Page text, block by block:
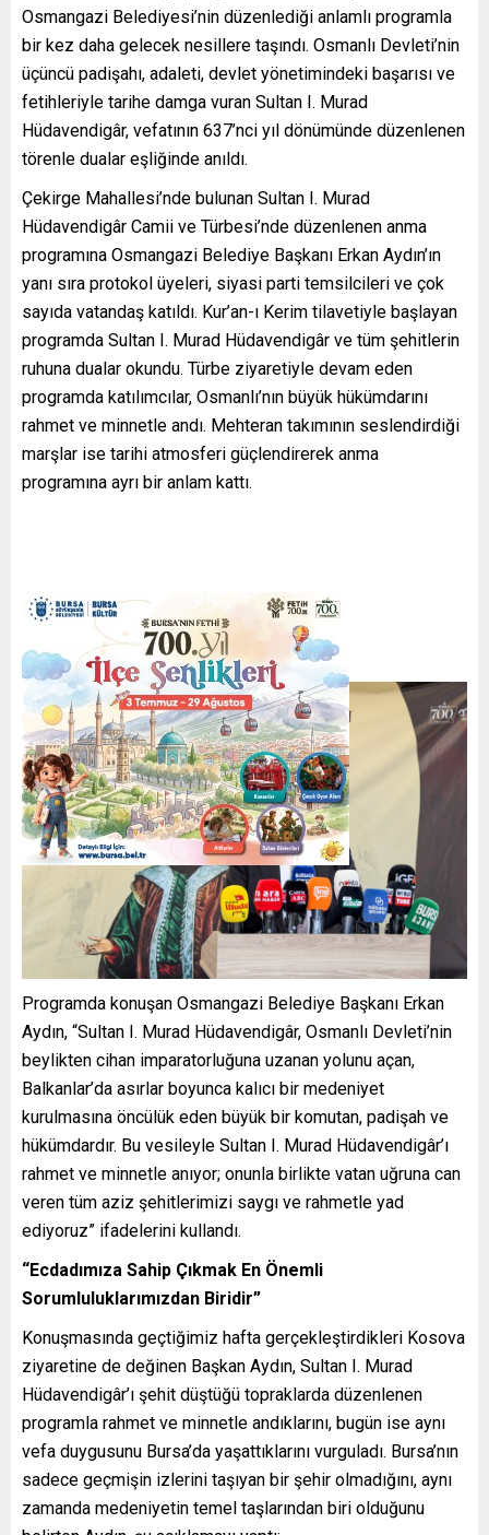
Osmangazi Belediyesi’nin düzenlediği anlamlı programla
bir kez daha gelecek nesillere taşındı. Osmanlı Devleti’nin
üçüncü padişahı, adaleti, devlet yönetimindeki başarısı ve
fetihleriyle tarihe damga vuran Sultan I. Murad
Hüdavendigâr, vefatının 637’nci yıl dönümünde düzenlenen
törenle dualar eşliğinde anıldı.
Çekirge Mahallesi’nde bulunan Sultan I. Murad
Hüdavendigâr Camii ve Türbesi’nde düzenlenen anma
programına Osmangazi Belediye Başkanı Erkan Aydın’ın
yanı sıra protokol üyeleri, siyasi parti temsilcileri ve çok
sayıda vatandaş katıldı. Kur’an-ı Kerim tilavetiyle başlayan
programda Sultan I. Murad Hüdavendigâr ve tüm şehitlerin
ruhuna dualar okundu. Türbe ziyaretiyle devam eden
programda katılımcılar, Osmanlı’nın büyük hükümdarını
rahmet ve minnetle andı. Mehteran takımının seslendirdiği
marşlar ise tarihi atmosferi güçlendirerek anma
programına ayrı bir anlam kattı.
Programda konuşan Osmangazi Belediye Başkanı Erkan
Aydın, “Sultan I. Murad Hüdavendigâr, Osmanlı Devleti’nin
beylikten cihan imparatorluğuna uzanan yolunu açan,
Balkanlar’da asırlar boyunca kalıcı bir medeniyet
kurulmasına öncülük eden büyük bir komutan, padişah ve
hükümdardır. Bu vesileyle Sultan I. Murad Hüdavendigâr’ı
rahmet ve minnetle anıyor; onunla birlikte vatan uğruna can
veren tüm aziz şehitlerimizi saygı ve rahmetle yad
ediyoruz” ifadelerini kullandı.
“Ecdadımıza Sahip Çıkmak En Önemli
Sorumluluklarımızdan Biridir”
Konuşmasında geçtiğimiz hafta gerçekleştirdikleri Kosova
ziyaretine de değinen Başkan Aydın, Sultan I. Murad
Hüdavendigâr’ı şehit düştüğü topraklarda düzenlenen
programla rahmet ve minnetle andıklarını, bugün ise aynı
vefa duygusunu Bursa’da yaşattıklarını vurguladı. Bursa’nın
sadece geçmişin izlerini taşıyan bir şehir olmadığını, aynı
zamanda medeniyetin temel taşlarından biri olduğunu